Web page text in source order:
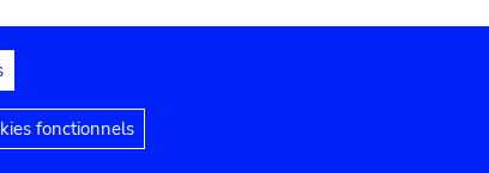
Déclaration d'accessibilité
fonctionnels